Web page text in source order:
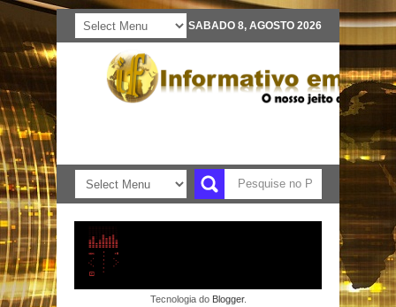
SABADO 8, AGOSTO 2026
Tecnologia do Blogger.